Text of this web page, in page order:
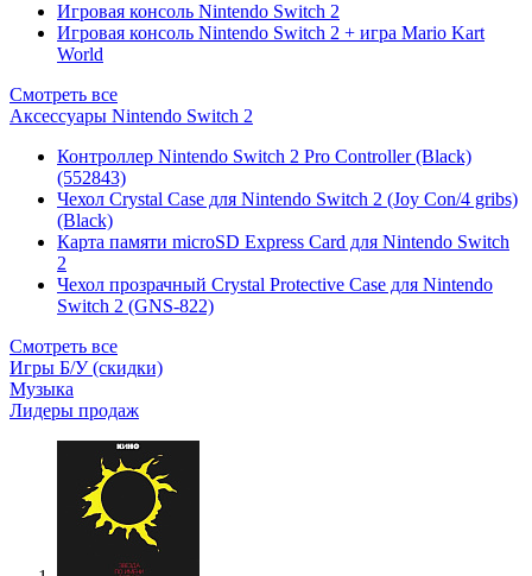
Игровая консоль Nintendo Switch 2
Игровая консоль Nintendo Switch 2 + игра Mario Kart
World
Смотреть все
Аксессуары Nintendo Switch 2
Контроллер Nintendo Switch 2 Pro Controller (Black)
(552843)
Чехол Сrystal Сase для Nintendo Switch 2 (Joy Con/4 gribs)
(Black)
Карта памяти microSD Express Card для Nintendo Switch
2
Чехол прозрачный Crystal Protective Case для Nintendo
Switch 2 (GNS-822)
Смотреть все
Игры Б/У (скидки)
Музыка
Лидеры продаж